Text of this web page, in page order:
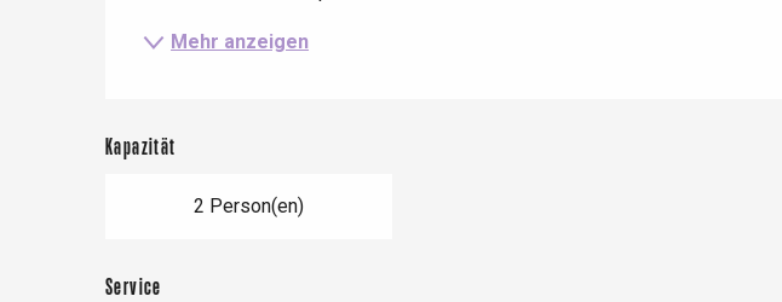
Mehr anzeigen
Kapazität
2 Person(en)
Service